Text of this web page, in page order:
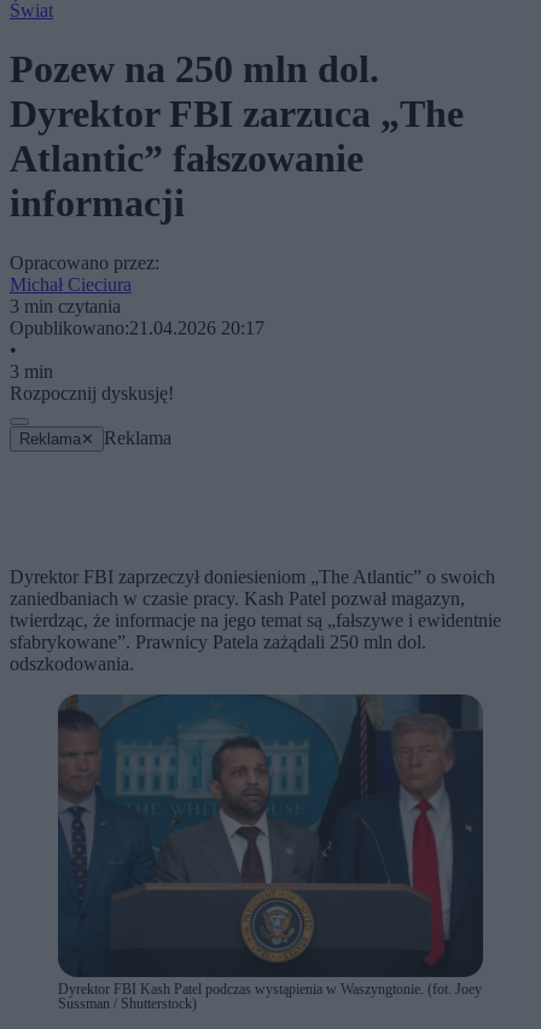
Świat
Pozew na 250 mln dol.
Dyrektor FBI zarzuca „The
Atlantic” fałszowanie
informacji
Opracowano przez:
Michał Cieciura
3 min czytania
Opublikowano:21.04.2026 20:17
•
3 min
Rozpocznij dyskusję!
Reklama ✕ Reklama
Dyrektor FBI zaprzeczył doniesieniom „The Atlantic” o swoich
zaniedbaniach w czasie pracy. Kash Patel pozwał magazyn,
twierdząc, że informacje na jego temat są „fałszywe i ewidentnie
sfabrykowane”. Prawnicy Patela zażądali 250 mln dol.
odszkodowania.
Dyrektor FBI Kash Patel podczas wystąpienia w Waszyngtonie. (fot. Joey
Sussman / Shutterstock)